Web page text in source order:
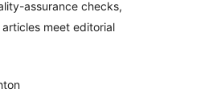
assurance checks,
meet editorial